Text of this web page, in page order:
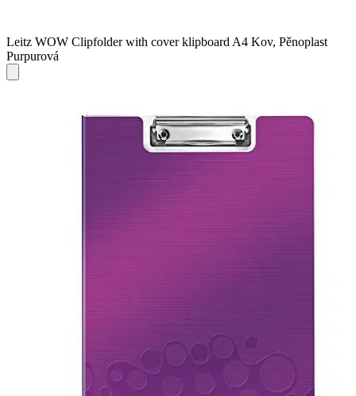
Leitz WOW Clipfolder with cover klipboard A4 Kov, Pěnoplast
Purpurová